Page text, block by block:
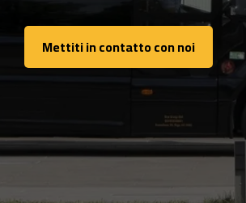
Mettiti in contatto con noi
Mettiti in contatto con noi